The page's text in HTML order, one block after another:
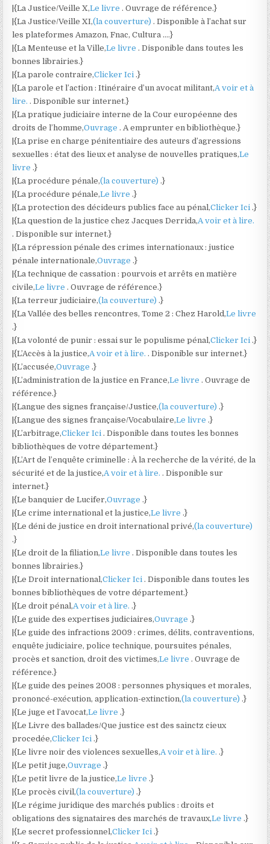
|{La Justice/Veille X,Le livre. Ouvrage de référence.}
|{La Justice/Veille XI,(la couverture). Disponible à l’achat sur
les plateformes Amazon, Fnac, Cultura ….}
|{La Menteuse et la Ville,Le livre. Disponible dans toutes les
bonnes librairies.}
|{La parole contraire,Clicker Ici.}
|{La parole et l’action : Itinéraire d’un avocat militant,A voir et à
lire.. Disponible sur internet.}
|{La pratique judiciaire interne de la Cour européenne des
droits de l’homme,Ouvrage. A emprunter en bibliothèque.}
|{La prise en charge pénitentiaire des auteurs d’agressions
sexuelles : état des lieux et analyse de nouvelles pratiques,Le
livre.}
|{La procédure pénale,(la couverture).}
|{La procédure pénale,Le livre.}
|{La protection des décideurs publics face au pénal,Clicker Ici.}
|{La question de la justice chez Jacques Derrida,A voir et à lire.
. Disponible sur internet.}
|{La répression pénale des crimes internationaux : justice
pénale internationale,Ouvrage.}
|{La technique de cassation : pourvois et arrêts en matière
civile,Le livre. Ouvrage de référence.}
|{La terreur judiciaire,(la couverture).}
|{La Vallée des belles rencontres, Tome 2 : Chez Harold,Le livre
.}
|{La volonté de punir : essai sur le populisme pénal,Clicker Ici.}
|{L’Accès à la justice,A voir et à lire.. Disponible sur internet.}
|{L’accusée,Ouvrage.}
|{L’administration de la justice en France,Le livre. Ouvrage de
référence.}
|{Langue des signes française/Justice,(la couverture).}
|{Langue des signes française/Vocabulaire,Le livre.}
|{L’arbitrage,Clicker Ici. Disponible dans toutes les bonnes
bibliothèques de votre département.}
|{L’Art de l’enquête criminelle : À la recherche de la vérité, de la
sécurité et de la justice,A voir et à lire.. Disponible sur
internet.}
|{Le banquier de Lucifer,Ouvrage.}
|{Le crime international et la justice,Le livre.}
|{Le déni de justice en droit international privé,(la couverture)
.}
|{Le droit de la filiation,Le livre. Disponible dans toutes les
bonnes librairies.}
|{Le Droit international,Clicker Ici. Disponible dans toutes les
bonnes bibliothèques de votre département.}
|{Le droit pénal,A voir et à lire..}
|{Le guide des expertises judiciaires,Ouvrage.}
|{Le guide des infractions 2009 : crimes, délits, contraventions,
enquête judiciaire, police technique, poursuites pénales,
procès et sanction, droit des victimes,Le livre. Ouvrage de
référence.}
|{Le guide des peines 2008 : personnes physiques et morales,
prononcé-exécution, application-extinction,(la couverture).}
|{Le juge et l’avocat,Le livre.}
|{Le Livre des ballades/Que justice est des sainctz cieux
procedée,Clicker Ici.}
|{Le livre noir des violences sexuelles,A voir et à lire..}
|{Le petit juge,Ouvrage.}
|{Le petit livre de la justice,Le livre.}
|{Le procès civil,(la couverture).}
|{Le régime juridique des marchés publics : droits et
obligations des signataires des marchés de travaux,Le livre.}
|{Le secret professionnel,Clicker Ici.}